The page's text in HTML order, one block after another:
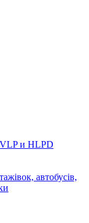
и HLPD
автобусів,